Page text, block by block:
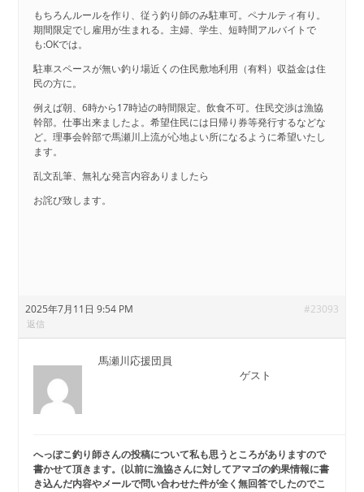
もちろんルールを作り、従う釣り師のみ駐車可。ペナルティ有り。
期間限定でし雇用が生まれる。主婦、学生、短時間アルバイトで
も:OKでは。
駐車スペースが無い釣り場近くの住民敷地利用（有料）収益金は住
民の方に。
例えば朝、6時から17時迠の時間限定。飲食不可。住民交渉は漁協
幹部。仕事出来ましたよ。希望住民には日帰り券等発行するなどな
ど。理事会幹部で馬瀬川上流が心地よい所になるように希望いたし
ます。
乱文乱筆、無礼な発言内容ありましたら
お詫び致します。
2025年7月11日 9:54 PM #23093
返信
馬瀬川応援団員
ゲスト
へっぽこ釣り師さんの投稿について私も思うところがありますので
書かせて頂きます。(以前に漁協さんに対してアマゴの釣果情報に書
き込んだ内容やメールで問い合わせた件が全く無回答でしたのでこ